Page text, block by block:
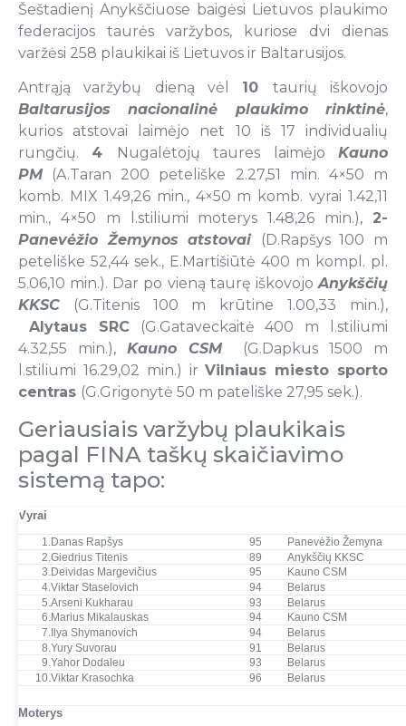
Šeštadienį Anykščiuose baigėsi Lietuvos plaukimo
federacijos taurės varžybos, kuriose dvi dienas
varžėsi 258 plaukikai iš Lietuvos ir Baltarusijos.
Antrąją varžybų dieną vėl 10 taurių iškovojo
Baltarusijos nacionalinė plaukimo rinktinė,
kurios atstovai laimėjo net 10 iš 17 individualių
rungčių. 4 Nugalėtojų taures laimėjoKauno
PM(A.Taran 200 peteliške 2.27,51 min. 4×50 m
komb. MIX 1.49,26 min., 4×50 m komb. vyrai 1.42,11
min., 4×50 m l.stiliumi moterys 1.48,26 min.), 2-
Panevėžio Žemynos atstovai
(D.Rapšys 100 m
peteliške 52,44 sek., E.Martišiūtė 400 m kompl. pl.
5.06,10 min.). Dar po vieną taurę iškovojoAnykščių
KKSC (G.Titenis 100 m krūtine 1.00,33 min.),
Alytaus SRC(G.Gataveckaitė 400 m l.stiliumi
4.32,55 min.), Kauno CSM(G.Dapkus 1500 m
l.stiliumi 16.29,02 min.) irVilniaus miesto sporto
centras (G.Grigonytė 50 m pateliške 27,95 sek.).
Geriausiais varžybų plaukikais
pagal FINA taškų skaičiavimo
sistemą tapo:
Vyrai
1. Danas Rapšys 95
Panevėžio Žemyna
2. Giedrius Titenis 89
Anykščių KKSC
3. Deividas Margevičius 95
Kauno CSM
4. Viktar Staselovich 94
Belarus
5. Arseni Kukharau 93
Belarus
6. Marius Mikalauskas 94
Kauno CSM
7. Ilya Shymanovich 94
Belarus
8. Yury Suvorau 91
Belarus
9. Yahor Dodaleu 93
Belarus
10. Viktar Krasochka 96 Belarus
Moterys